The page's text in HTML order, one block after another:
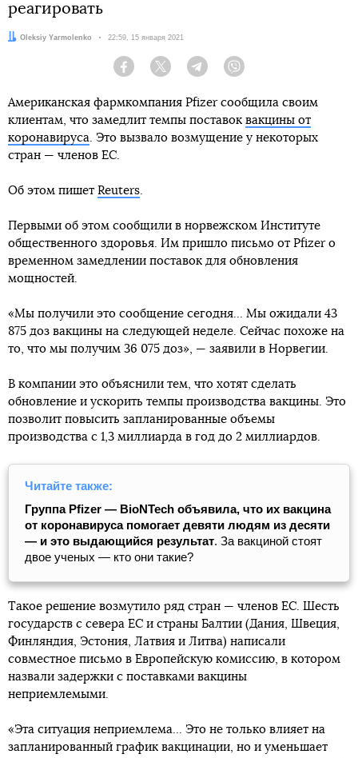
реагировать
Автор:
Oleksiy Yarmolenko Дата:
22:59, 15 января 2021
Facebook Twitter Telegram
Американская фармкомпания Pfizer сообщила своим
клиентам, что замедлит темпы поставок вакцины от
коронавируса. Это вызвало возмущение у некоторых
стран — членов ЕС.
Об этом пишет Reuters.
Первыми об этом сообщили в норвежском Институте
общественного здоровья. Им пришло письмо от Pfizer о
временном замедлении поставок для обновления
мощностей.
«Мы получили это сообщение сегодня... Мы ожидали 43
875 доз вакцины на следующей неделе. Сейчас похоже на
то, что мы получим 36 075 доз», — заявили в Норвегии.
В компании это объяснили тем, что хотят сделать
обновление и ускорить темпы производства вакцины. Это
позволит повысить запланированные объемы
производства с 1,3 миллиарда в год до 2 миллиардов.
Читайте также:
Группа Pfizer — BioNTech объявила, что их вакцина
от коронавируса помогает девяти людям из десяти
— и это выдающийся результат. За вакциной стоят
двое ученых — кто они такие?
Такое решение возмутило ряд стран — членов ЕС. Шесть
государств с севера ЕС и страны Балтии (Дания, Швеция,
Финляндия, Эстония, Латвия и Литва) написали
совместное письмо в Европейскую комиссию, в котором
назвали задержки с поставками вакцины
неприемлемыми.
«Эта ситуация неприемлема... Это не только влияет на
запланированный график вакцинации, но и уменьшает